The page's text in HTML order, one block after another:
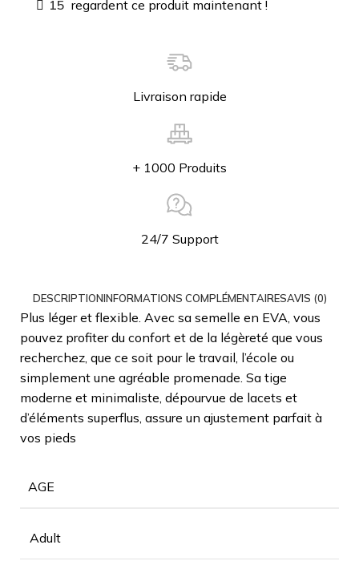
15 regardent ce produit maintenant !
Livraison rapide
+ 1000 Produits
24/7 Support
DESCRIPTIONINFORMATIONS COMPLÉMENTAIRESAVIS (0)
Plus léger et flexible. Avec sa semelle en EVA, vous
pouvez profiter du confort et de la légèreté que vous
recherchez, que ce soit pour le travail, l’école ou
simplement une agréable promenade. Sa tige
moderne et minimaliste, dépourvue de lacets et
d’éléments superflus, assure un ajustement parfait à
vos pieds
AGE
Adult